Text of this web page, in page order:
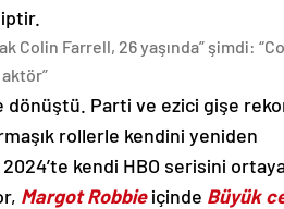
Colin Farrell, 26 yaşında” şimdi:
Parti ve ezici gişe
rollerle kendini yeniden
kendi HBO serisini
Margot Robbieiçinde Büyük